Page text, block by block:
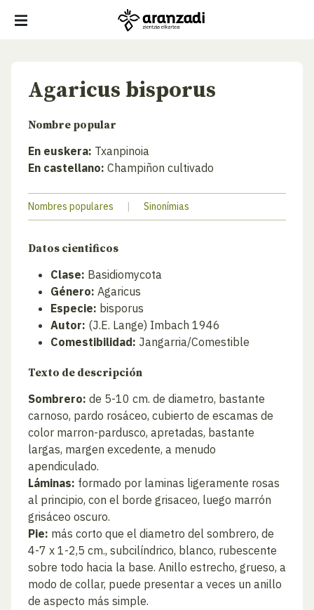
Agaricus bisporus
Nombre popular
En euskera: Txanpinoia
En castellano: Champiñon cultivado
Nombres populares | Sinonímias
Datos cientificos
Clase: Basidiomycota
Género: Agaricus
Especie: bisporus
Autor: (J.E. Lange) Imbach 1946
Comestibilidad: Jangarria/Comestible
Texto de descripción
Sombrero: de 5-10 cm. de diametro, bastante
carnoso, pardo rosáceo, cubierto de escamas de
color marron-pardusco, apretadas, bastante
largas, margen excedente, a menudo
apendiculado.
Láminas: formado por laminas ligeramente rosas
al principio, con el borde grisaceo, luego marrón
grisáceo oscuro.
Pie: más corto que el diametro del sombrero, de
4-7 x 1-2,5 cm., subcilíndrico, blanco, rubescente
sobre todo hacia la base. Anillo estrecho, grueso, a
modo de collar, puede presentar a veces un anillo
de aspecto más simple.